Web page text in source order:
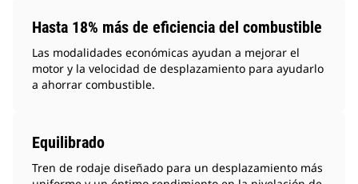
Hasta 18% más de eficiencia del combustible
Las modalidades económicas ayudan a mejorar el
motor y la velocidad de desplazamiento para ayudarlo
a ahorrar combustible.
Equilibrado
Tren de rodaje diseñado para un desplazamiento más